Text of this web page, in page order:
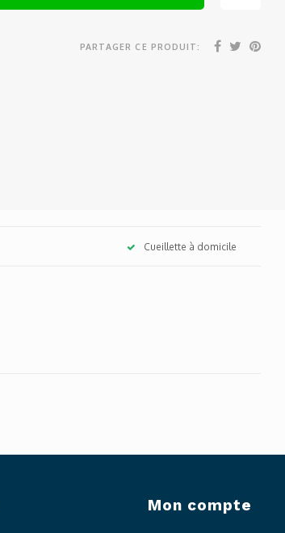
PARTAGER CE PRODUIT:
Cueillette à domicile
Mon compte